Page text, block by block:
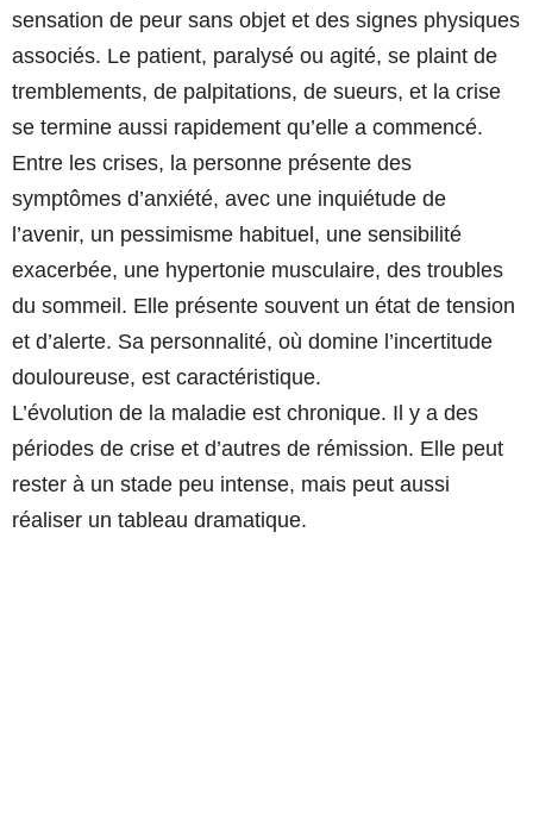
sensation de peur sans objet et des signes physiques
associés. Le patient, paralysé ou agité, se plaint de
tremblements, de palpitations, de sueurs, et la crise
se termine aussi rapidement qu’elle a commencé.
Entre les crises, la personne présente des
symptômes d’anxiété, avec une inquiétude de
l’avenir, un pessimisme habituel, une sensibilité
exacerbée, une hypertonie musculaire, des troubles
du sommeil. Elle présente souvent un état de tension
et d’alerte. Sa personnalité, où domine l’incertitude
douloureuse, est caractéristique.
L’évolution de la maladie est chronique. Il y a des
périodes de crise et d’autres de rémission. Elle peut
rester à un stade peu intense, mais peut aussi
réaliser un tableau dramatique.